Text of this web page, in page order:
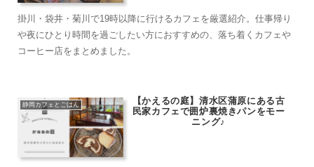
掛川・袋井・菊川で19時以降に行けるカフェを厳選紹介。仕事帰り
や夜にひとり時間を過ごしたい方におすすめの、落ち着くカフェや
コーヒー店をまとめました。
静岡カフェとごはん
【かえるの庭】清水区蒲原にある古
民家カフェで囲炉裏焼きパンをモー
ニング♪